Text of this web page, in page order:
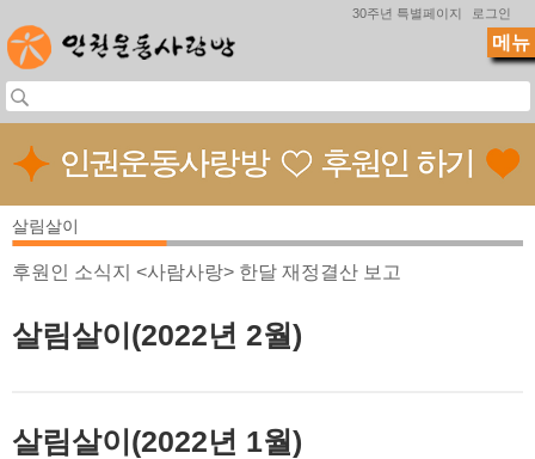
30주년 특별페이지 로그인
살림살이
후원인 소식지 <사람사랑> 한달 재정결산 보고
살림살이(2022년 2월)
살림살이(2022년 1월)
메뉴